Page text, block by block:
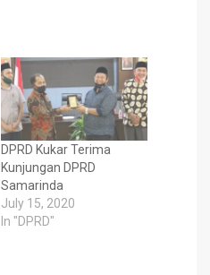
DPRD Kukar Terima
Kunjungan DPRD
Samarinda
July 15, 2020
In "DPRD"